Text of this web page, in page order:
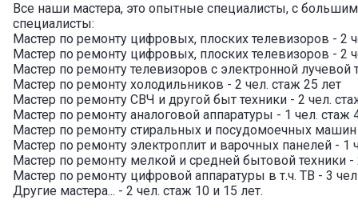
Все наши мастера, это опытные специалисты, с
специалисты:
Мастер по ремонту цифровых, плоских телевизоров - 2
Мастер по ремонту цифровых, плоских телевизоров - 2
Мастер по ремонту телевизоров с электронной лучевой
Мастер по ремонту холодильников - 2 чел. стаж 25 лет
Мастер по ремонту СВЧ и другой быт техники - 2 чел.
Мастер по ремонту аналоговой аппаратуры - 1 чел. стаж
Мастер по ремонту стиральных и посудомоечных машин
Мастер по ремонту электроплит и варочных панелей - 1
Мастер по ремонту мелкой и средней бытовой техники -
Мастер по ремонту цифровой аппаратуры в т.ч. ТВ - 3
Другие мастера... - 2 чел. стаж 10 и 15 лет.